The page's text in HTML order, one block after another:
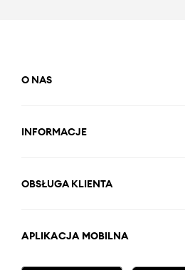
O NAS
INFORMACJE
OBSŁUGA KLIENTA
APLIKACJA MOBILNA